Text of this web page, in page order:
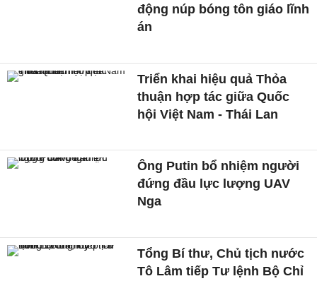
động núp bóng tôn giáo lĩnh
án
Triển khai hiệu quả Thỏa
thuận hợp tác giữa Quốc
hội Việt Nam - Thái Lan
Ông Putin bổ nhiệm người
đứng đầu lực lượng UAV
Nga
Tổng Bí thư, Chủ tịch nước
Tô Lâm tiếp Tư lệnh Bộ Chỉ